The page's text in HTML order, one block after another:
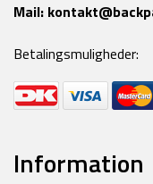
Mail:
Betalingsmuligheder:
Information